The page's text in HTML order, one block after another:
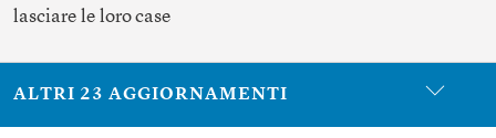
lasciare le loro case
ALTRI 23 AGGIORNAMENTI